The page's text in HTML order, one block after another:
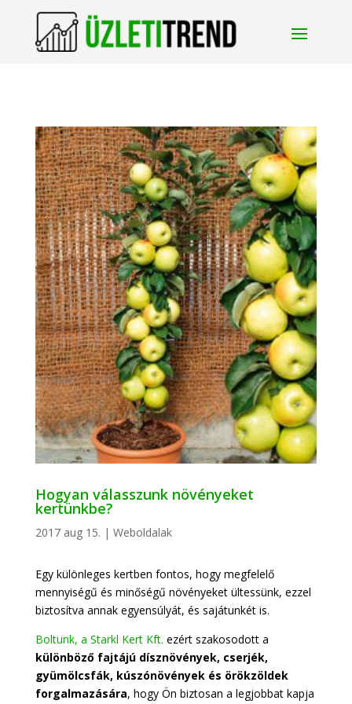
Hogyan válasszunk növényeket
kertünkbe?
2017 aug 15. | Weboldalak
Egy különleges kertben fontos, hogy megfelelő
mennyiségű és minőségű növényeket ültessünk, ezzel
biztosítva annak egyensúlyát, és sajátunkét is.
Boltunk, a Starkl Kert Kft. ezért szakosodott a
különböző fajtájú dísznövények, cserjék,
gyümölcsfák, kúszónövények és örökzöldek
forgalmazására, hogy Ön biztosan a legjobbat kapja